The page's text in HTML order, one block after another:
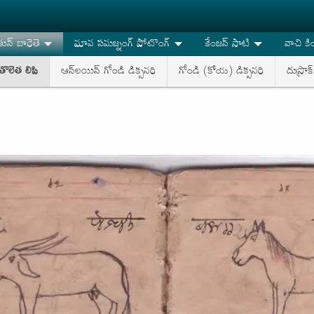
బారెతె
లిపి
ఆన్‌లయిన్ గోండి డిక్సనరి గోండి (కోయ) డిక్సనరి
మావ సమజ్నంగ్ పోటొంగ్ కేంజన్ సాటి వాచి